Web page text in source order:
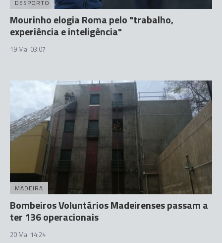
DESPORTO
Mourinho elogia Roma pelo "trabalho,
experiência e inteligência"
19 Mai 03:07
MADEIRA
Bombeiros Voluntários Madeirenses passam a
ter 136 operacionais
20 Mai 14:24